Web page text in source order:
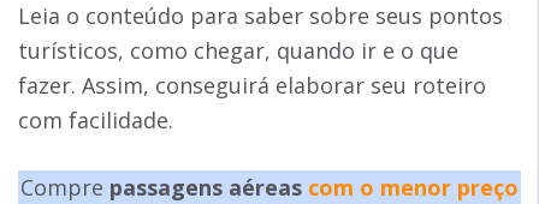
Leia o conteúdo para saber sobre seus pontos
turísticos, como chegar, quando ir e o que
fazer. Assim, conseguirá elaborar seu roteiro
com facilidade.
Compre passagens aéreas com o menor preço